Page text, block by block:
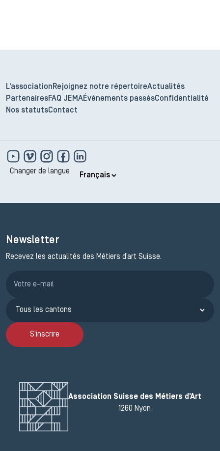
L'association Rejoignez notre répertoireActualités
PartenairesFAQ JEMAÉvénements passésConfidentialité
Nos statutsContact
Changer de langue
Newsletter
Recevez les actualités des Métiers d’art Suisse.
S'inscrire
Association Suisse des Métiers d'Art
1260 Nyon